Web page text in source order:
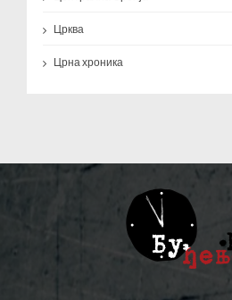
Црква
Црна хроника